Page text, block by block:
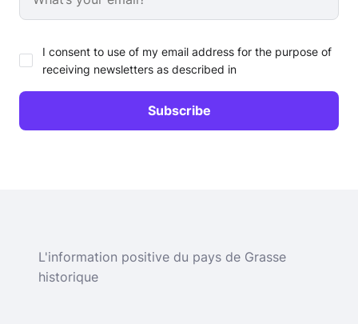
I consent to use of my email address for the purpose of
receiving newsletters as described in
L'information positive du pays de Grasse
historique